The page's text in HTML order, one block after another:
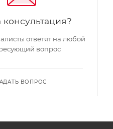
ответят на любой
вопрос
ВОПРОС